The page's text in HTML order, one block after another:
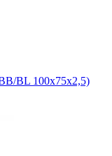
BL 100x75x2,5)